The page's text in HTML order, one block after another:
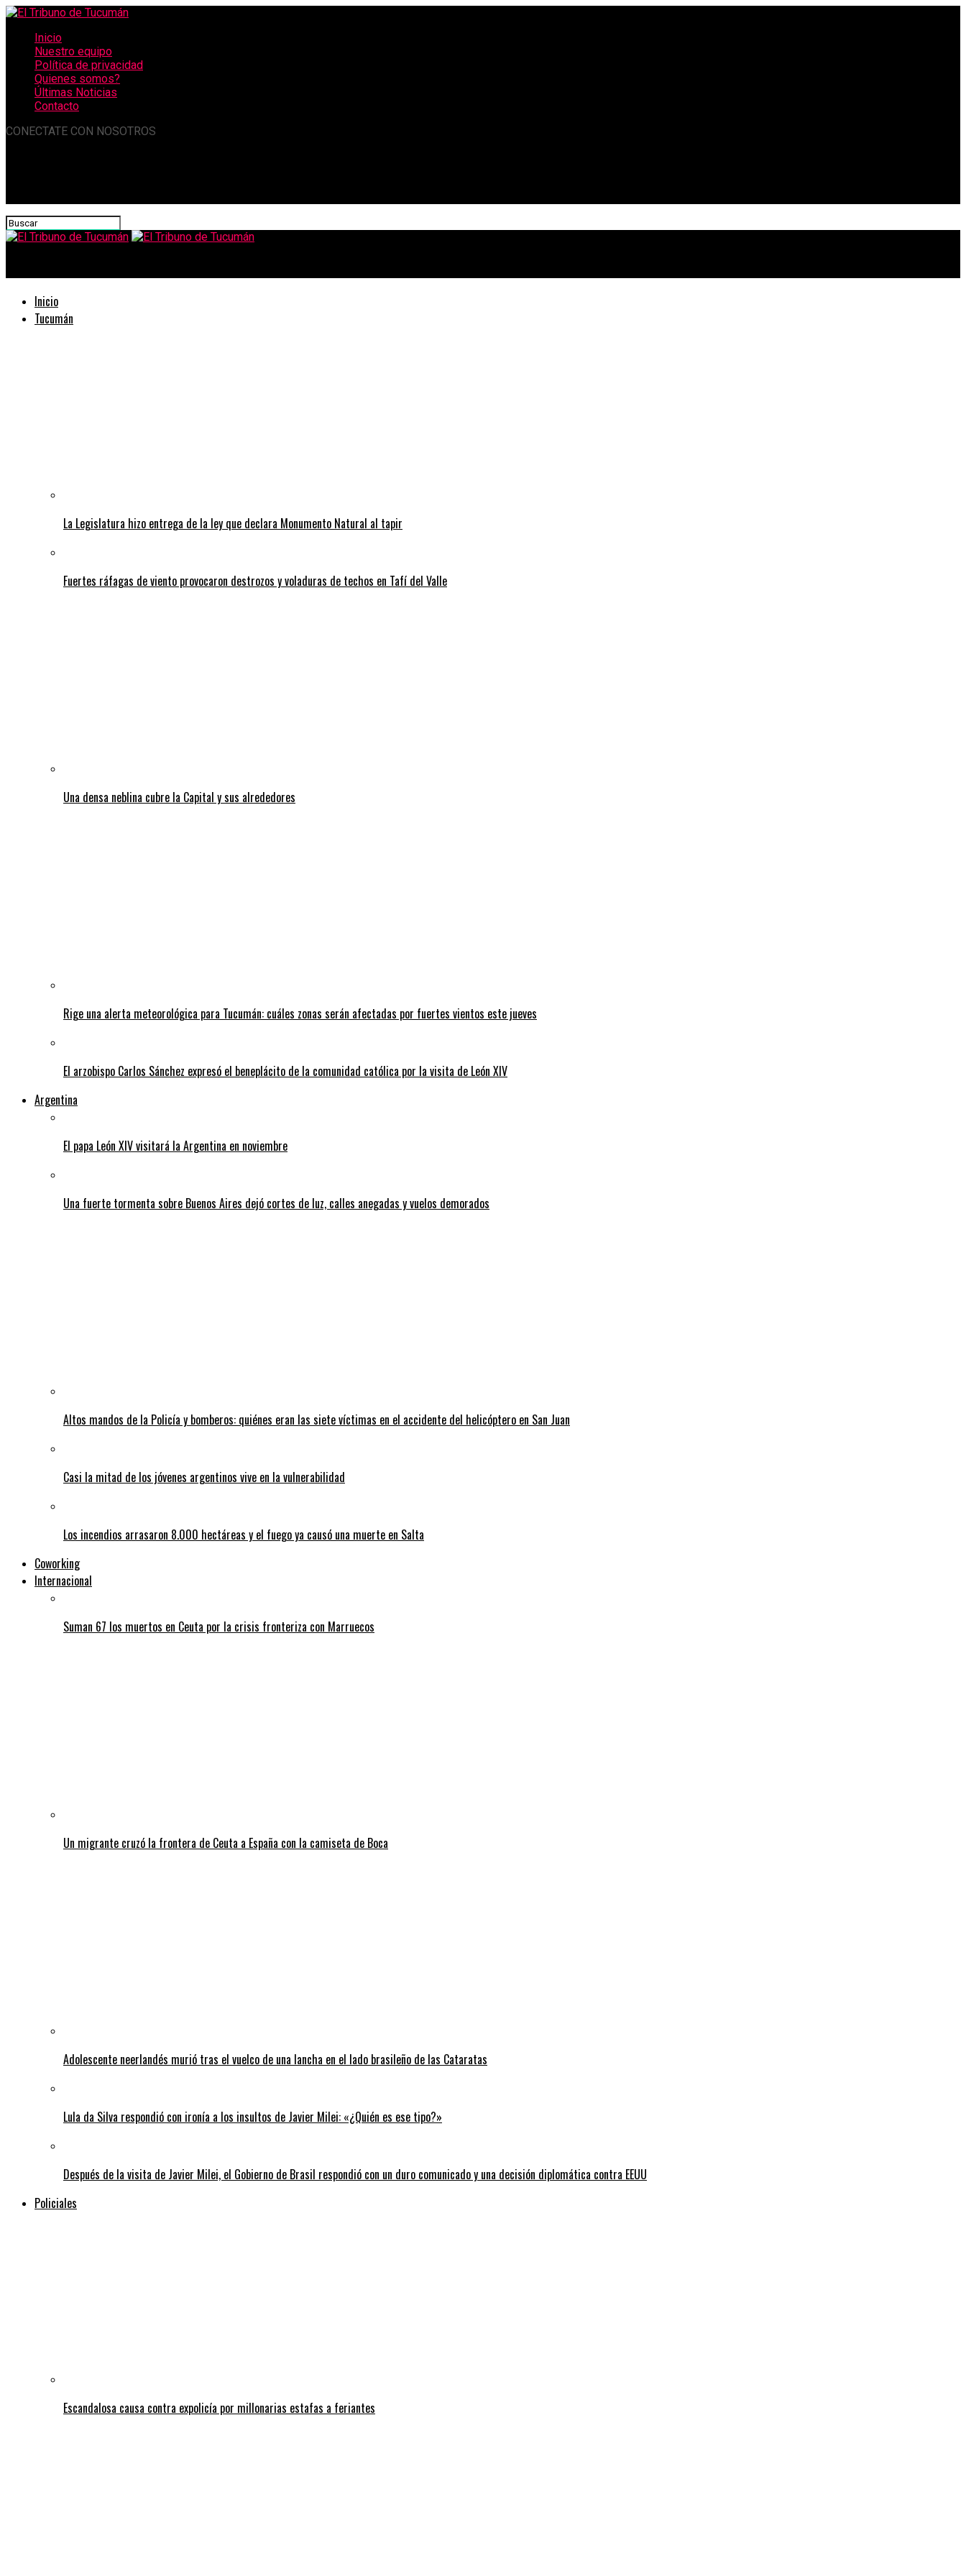
Inicio
Nuestro equipo
Política de privacidad
Quienes somos?
Últimas Noticias
Contacto
CONECTATE CON NOSOTROS
Inicio
Tucumán
La Legislatura hizo entrega de la ley que declara Monumento Natural al tapir
Fuertes ráfagas de viento provocaron destrozos y voladuras de techos en Tafí del Valle
Una densa neblina cubre la Capital y sus alrededores
Rige una alerta meteorológica para Tucumán: cuáles zonas serán afectadas por fuertes vientos este jueves
El arzobispo Carlos Sánchez expresó el beneplácito de la comunidad católica por la visita de León XIV
Argentina
El papa León XIV visitará la Argentina en noviembre
Una fuerte tormenta sobre Buenos Aires dejó cortes de luz, calles anegadas y vuelos demorados
Altos mandos de la Policía y bomberos: quiénes eran las siete víctimas en el accidente del helicóptero en San Juan
Casi la mitad de los jóvenes argentinos vive en la vulnerabilidad
Los incendios arrasaron 8.000 hectáreas y el fuego ya causó una muerte en Salta
Coworking
Internacional
Suman 67 los muertos en Ceuta por la crisis fronteriza con Marruecos
Un migrante cruzó la frontera de Ceuta a España con la camiseta de Boca
Adolescente neerlandés murió tras el vuelco de una lancha en el lado brasileño de las Cataratas
Lula da Silva respondió con ironía a los insultos de Javier Milei: «¿Quién es ese tipo?»
Después de la visita de Javier Milei, el Gobierno de Brasil respondió con un duro comunicado y una decisión diplomática contra EEUU
Policiales
Escandalosa causa contra expolicía por millonarias estafas a feriantes